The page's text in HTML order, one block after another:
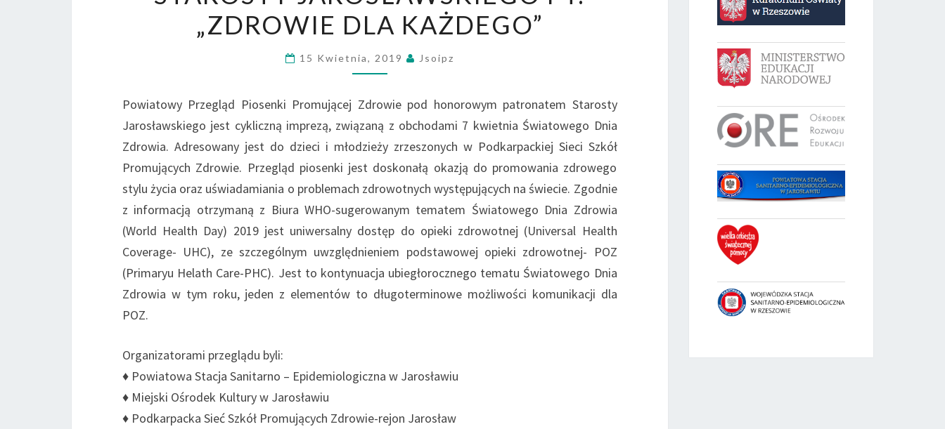
HONOROWYM
PATRONATEM
STAROSTY
„ZDROWIE
DLA
KAŻDEGO”
„ZDROWIE DLA KAŻDEGO”
15 Kwietnia, 2019 Jsoipz
Powiatowy Przegląd Piosenki Promującej Zdrowie pod honorowym patronatem Starosty
Jarosławskiego jest cykliczną imprezą, związaną z obchodami 7 kwietnia Światowego Dnia
Zdrowia. Adresowany jest do dzieci i młodzieży zrzeszonych w Podkarpackiej Sieci Szkół
Promujących Zdrowie. Przegląd piosenki jest doskonałą okazją do promowania zdrowego
stylu życia oraz uświadamiania o problemach zdrowotnych występujących na świecie. Zgodnie
z informacją otrzymaną z Biura WHO-sugerowanym tematem Światowego Dnia Zdrowia
(World Health Day) 2019 jest uniwersalny dostęp do opieki zdrowotnej (Universal Health
Coverage- UHC), ze szczególnym uwzględnieniem podstawowej opieki zdrowotnej- POZ
(Primaryu Helath Care-PHC). Jest to kontynuacja ubiegłorocznego tematu Światowego Dnia
Zdrowia w tym roku, jeden z elementów to długoterminowe możliwości komunikacji dla
POZ.
Organizatorami przeglądu byli:
♦ Powiatowa Stacja Sanitarno – Epidemiologiczna w Jarosławiu
♦ Miejski Ośrodek Kultury w Jarosławiu
♦ Podkarpacka Sieć Szkół Promujących Zdrowie-rejon Jarosław